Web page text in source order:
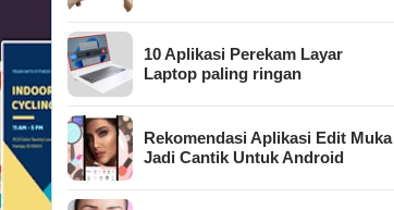
10 Aplikasi Perekam Layar
Laptop paling ringan
Rekomendasi Aplikasi Edit Muka
Jadi Cantik Untuk Android